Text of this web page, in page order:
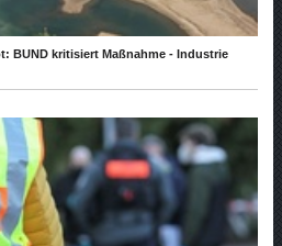
BUND kritisiert Maßnahme - Industrie